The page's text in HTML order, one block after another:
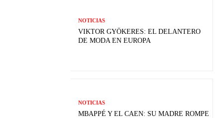
NOTICIAS
VIKTOR GYÖKERES: EL DELANTERO
DE MODA EN EUROPA
NOTICIAS
MBAPPÉ Y EL CAEN: SU MADRE ROMPE